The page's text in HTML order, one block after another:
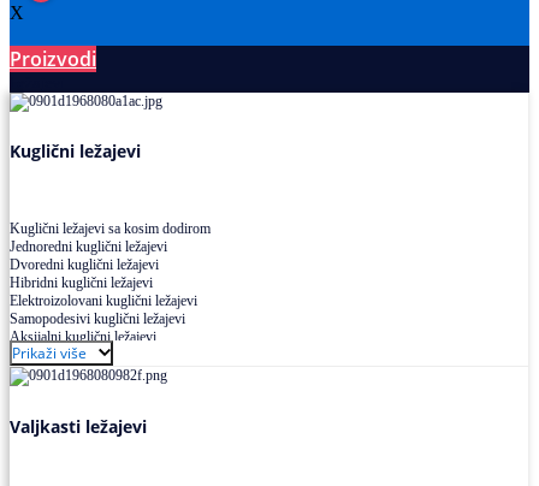
X
Proizvodi
Kuglični ležajevi
Kuglični ležajevi sa kosim dodirom
Jednoredni kuglični ležajevi
Dvoredni kuglični ležajevi
Hibridni kuglični ležajevi
Elektroizolovani kuglični ležajevi
Samopodesivi kuglični ležajevi
Aksijalni kuglični ležajevi
Kuglični ležajevi od nerđajućeg čelika
Prikaži više
Valjkasti ležajevi